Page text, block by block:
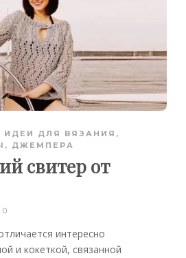
ИДЕИ ДЛЯ ВЯЗАНИЯ ,
ДЖЕМПЕРА
свитер от
0
интересно
и кокеткой, связанной